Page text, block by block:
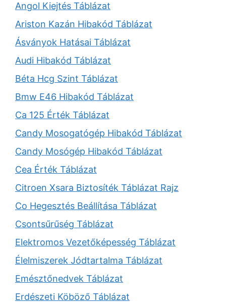
Angol Kiejtés Táblázat
Ariston Kazán Hibakód Táblázat
Ásványok Hatásai Táblázat
Audi Hibakód Táblázat
Béta Hcg Szint Táblázat
Bmw E46 Hibakód Táblázat
Ca 125 Érték Táblázat
Candy Mosogatógép Hibakód Táblázat
Candy Mosógép Hibakód Táblázat
Cea Érték Táblázat
Citroen Xsara Biztosíték Táblázat Rajz
Co Hegesztés Beállítása Táblázat
Csontsűrűség Táblázat
Elektromos Vezetőképesség Táblázat
Élelmiszerek Jódtartalma Táblázat
Emésztőnedvek Táblázat
Erdészeti Köböző Táblázat